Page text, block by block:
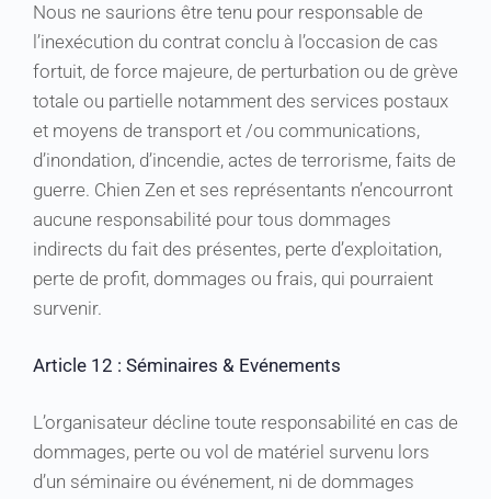
Nous ne saurions être tenu pour responsable de
l’inexécution du contrat conclu à l’occasion de cas
fortuit, de force majeure, de perturbation ou de grève
totale ou partielle notamment des services postaux
et moyens de transport et /ou communications,
d’inondation, d’incendie, actes de terrorisme, faits de
guerre. Chien Zen et ses représentants n’encourront
aucune responsabilité pour tous dommages
indirects du fait des présentes, perte d’exploitation,
perte de profit, dommages ou frais, qui pourraient
survenir.
Article 12 : Séminaires & Evénements
L’organisateur décline toute responsabilité en cas de
dommages, perte ou vol de matériel survenu lors
d’un séminaire ou événement, ni de dommages